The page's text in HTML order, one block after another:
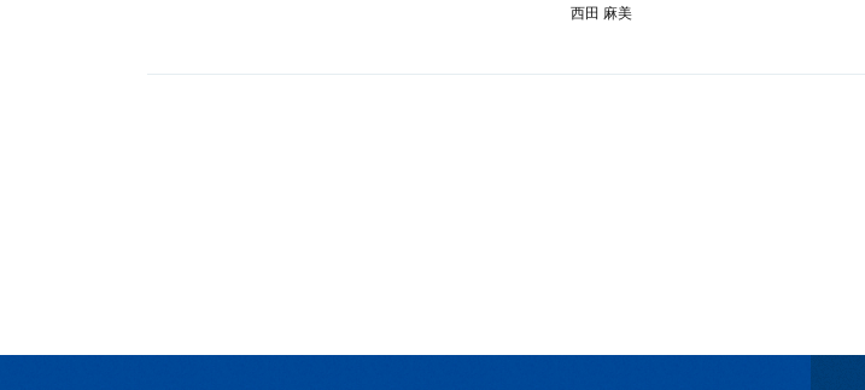
西田 麻美